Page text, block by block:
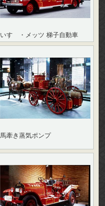
いすゞ・メッツ 梯子自動車
馬牽き蒸気ポンプ